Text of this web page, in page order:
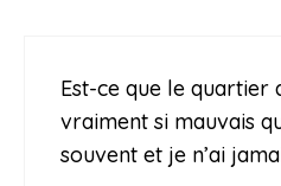
Est-ce que le quartier
vraiment si mauvais
souvent et je n’ai